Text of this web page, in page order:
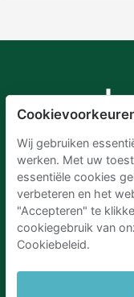
Wij gebruiken
werken. Met uw
essentiële cookies
verbeteren en het
"Accepteren" te
cookiegebruik van
Cookiebeleid.